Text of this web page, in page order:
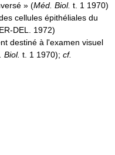
» (Méd. Biol. t. 1 1970)
cellules épithéliales du
DEL. 1972)
destiné à l'examen visuel
Biol. t. 1 1970); cf.